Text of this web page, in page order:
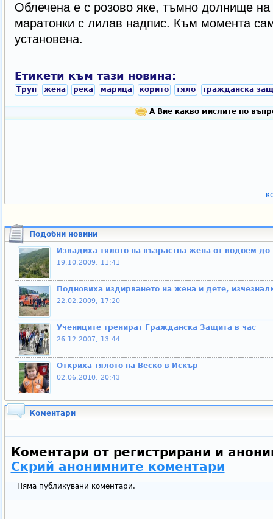
Облечена е с розово яке, тъмно долнище на
маратонки с лилав надпис. Към момента
установена.
Етикети към тази новина:
Труп жена река марица корито тяло гражданска
А Вие какво мислите по
Подобни новини
Извадиха тялото на възрастна жена от водоем
19.10.2009, 11:41
Подновиха издирването на жена и дете,
22.02.2009, 17:20
Учениците тренират Гражданска Защита в час
26.12.2007, 13:44
Откриха тялото на Веско в Искър
02.06.2010, 20:43
Коментари
Коментари от регистрирани и
Скрий анонимните коментари
Няма публикувани коментари.